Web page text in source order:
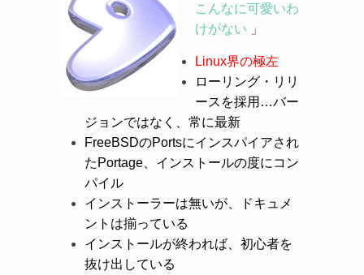
こんなに可愛いわ
けがない
」
Linux界の極左
ローリング・リリ
ースを採用…バー
ジョンではなく、常に最新
FreeBSDのPortsにインスパイアされ
たPortage、インストールの度にコン
パイル
インストーラーは無いが、ドキュメ
ントは揃っている
インストールが終われば、初心者を
抜け出している